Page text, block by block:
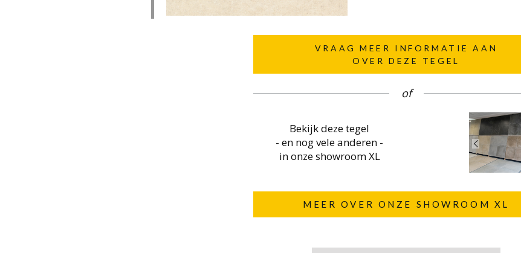
VRAAG MEER INFORMATIE AAN
OVER DEZE TEGEL
of
Bekijk deze tegel
- en nog vele anderen -
in onze showroom XL
MEER OVER ONZE SHOWROOM XL